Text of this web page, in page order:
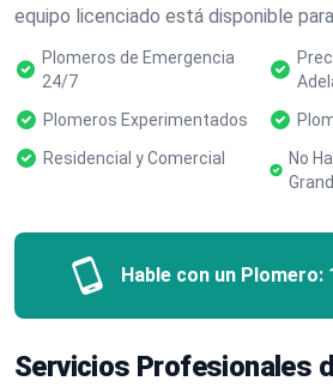
equipo licenciado está disponible
Plomeros de Emergencia
24/7
Plomeros Experimentados
Residencial y Comercial
No
Hable con un Plomero:
Servicios Profesionales